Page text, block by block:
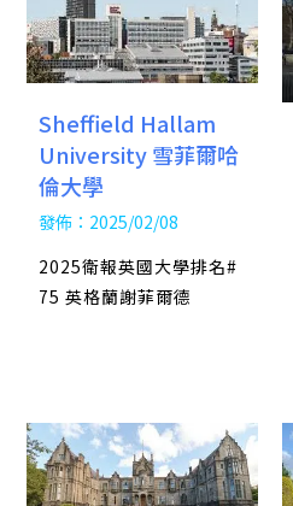
Sheffield Hallam
University 雪菲爾哈
倫大學
發佈：2025/02/08
2025衛報英國大學排名#
75 英格蘭謝菲爾德